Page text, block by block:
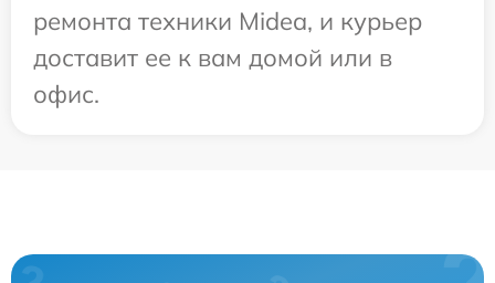
ремонта техники Midea, и курьер
доставит ее к вам домой или в
офис.